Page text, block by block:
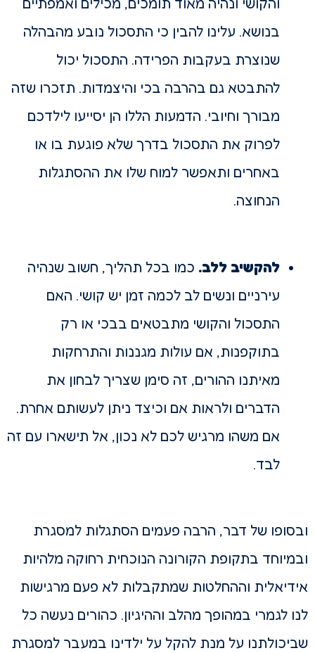
והקושי ונהיה מאוד תומכים, מכילים ואמפתיים
בנושא. עלינו להבין כי התסכול נובע מהבהלה
שנוצרת בעקבות הפרידה. התסכול יכול
להתבטא גם בהרבה בכי והיצמדות. תזכרו שזה
מבורך וחיובי. הדמעות הללו הן יסייעו לילדכם
לפרוק את התסכול בדרך שלא פוגעת בו או
באחרים ותאפשר למוח שלו את ההסתגלות
הנחוצה.
להקשיב ללב. כמו בכל תהליך, חשוב שנהיה
עירניים ונשים לב לכמה זמן יש קושי. האם
התסכול והקושי מתבטאים בבכי או רק
בתוקפנות, אם עולות מגננות והתרחקות
מאיתנו ההורים, זה סימן שצריך לבחון את
הדברים ולראות אם וכיצד ניתן לעשותם אחרת.
אם משהו מרגיש לכם לא נכון, אל תישארו עם זה
לבד.
ובסופו של דבר, הרבה פעמים הסתגלות למסגרת
ובמיוחד בתקופת הקורונה הנוכחית רחוקה מלהיות
אידיאלית וההחלטות שמתקבלות לא פעם מרגישות
לנו לגמרי במהופך מהלב וההיגיון. כהורים נעשה כל
שביכולתנו על מנת להקל על ילדינו במעבר למסגרת